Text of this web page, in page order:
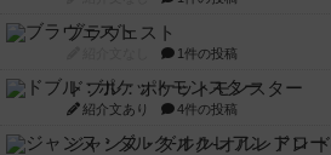
ブラヴェスト
1件の投稿
ドブル：ポケットモンスター
紹介文あり 4件の投稿
ジャンヌ・ダルク-オルレアン